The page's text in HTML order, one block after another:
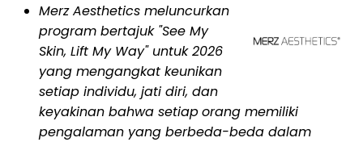
Merz Aesthetics meluncurkan
program bertajuk "See My
Skin, Lift My Way" untuk 2026
yang mengangkat keunikan
setiap individu, jati diri, dan
keyakinan bahwa setiaporang memiliki
pengalaman yang berbeda-beda dalam